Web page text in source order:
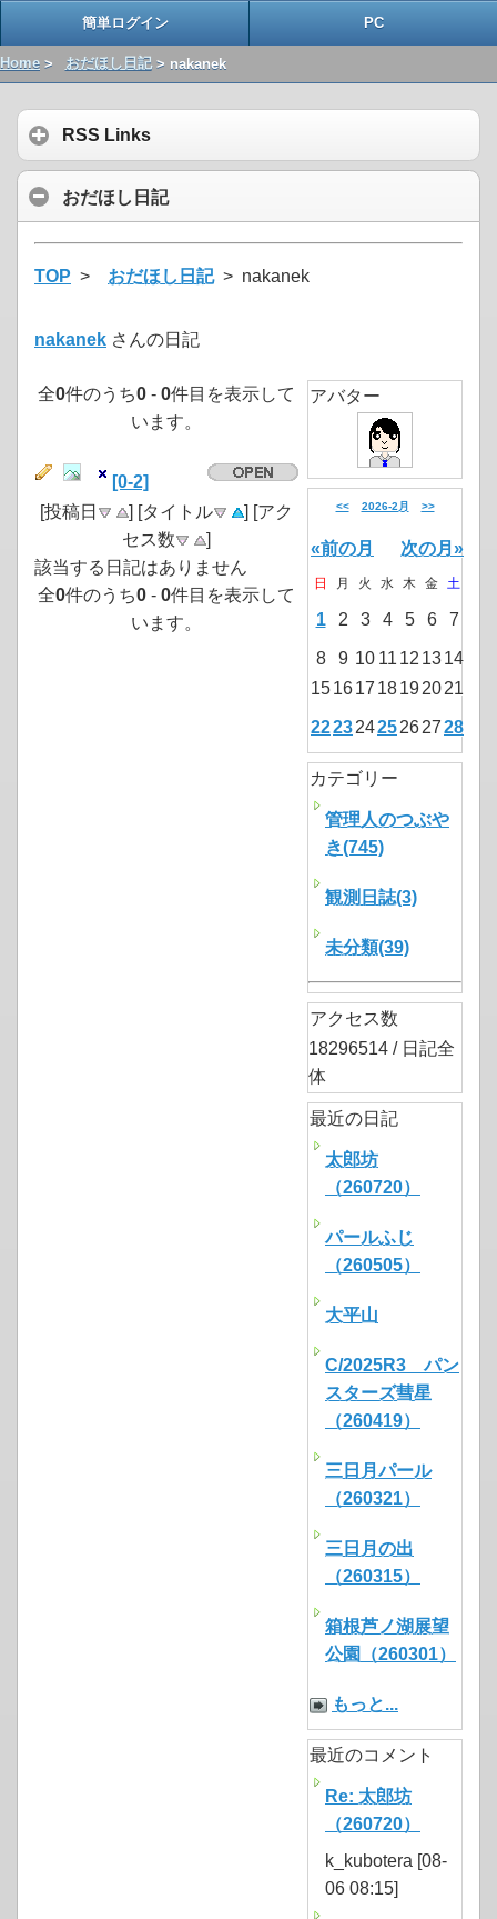
簡単ログイン PC
Home > おだほし日記> nakanek
RSS Links
おだほし日記
TOP > おだほし日記> nakanek
nakanek さんの日記
全0件のうち0 - 0件目を表示して
います。
[0-2]
[投稿日
] [タイトル
] [アク
セス数
]
該当する日記はありません
全0件のうち0 - 0件目を表示して
います。
アバター
<< 2026-2月 >>
«前の月 次の月»
日 月 火 水 木 金 土
1 2 3 4 5 6 7
8 9 10 11 12 1314
151617 18192021
22232425262728
カテゴリー
管理人のつぶや
き(745)
観測日誌(3)
未分類(39)
アクセス数
18296514 / 日記全
体
最近の日記
太郎坊
（260720）
パールふじ
（260505）
大平山
C/2025R3 パン
スターズ彗星
（260419）
三日月パール
（260321）
三日月の出
（260315）
箱根芦ノ湖展望
公園（260301）
もっと...
最近のコメント
Re: 太郎坊
（260720）
k_kubotera [08-
06 08:15]